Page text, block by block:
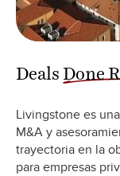
Deals Done
Livingstone es
M&A y
trayectoria en la
para empresas